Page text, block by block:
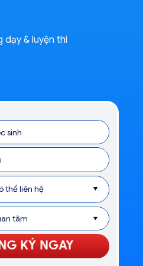
& luyện thi
BÙI MINH MẪN
Cử nhân loại giỏi
tại trườngĐH Bách
20 năm kinh nghiệm
định hướngnâng cao
KÝ NGAY